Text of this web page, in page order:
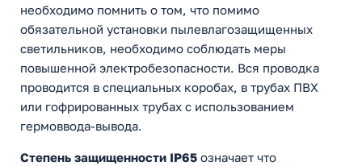
необходимо помнить о том, что помимо
обязательной установки пылевлагозащищенных
светильников, необходимо соблюдать меры
повышенной электробезопасности. Вся проводка
проводится в специальных коробах, в трубах ПВХ
или гофрированных трубах с использованием
гермоввода-вывода.
Степень защищенности IP65 означает что